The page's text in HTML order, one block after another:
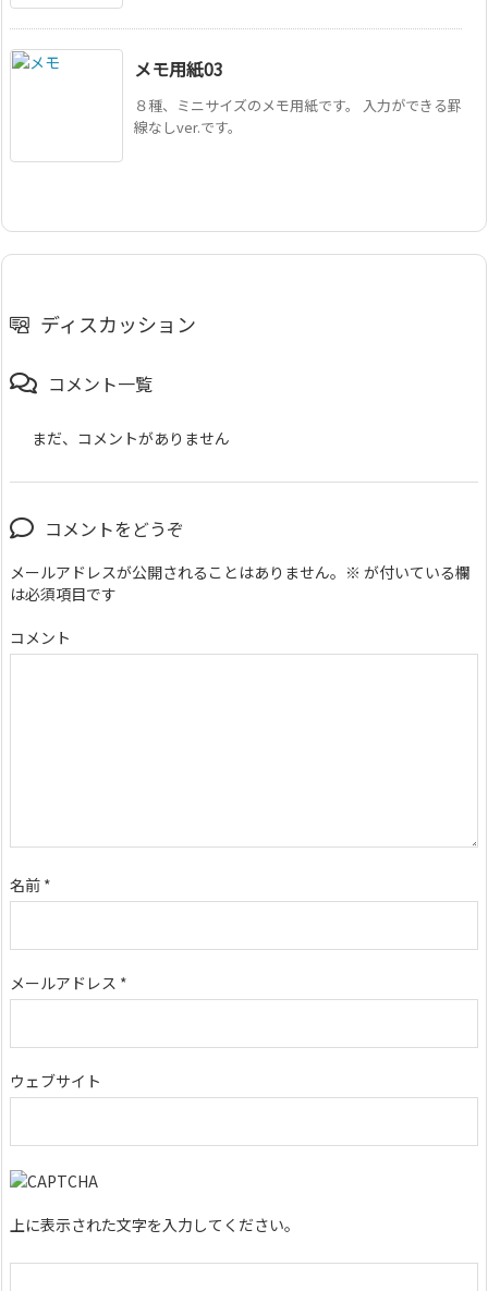
メモ用紙03
８種、ミニサイズのメモ用紙です。 入力ができる罫
線なしver.です。
ディスカッション
コメント一覧
まだ、コメントがありません
コメントをどうぞ
メールアドレスが公開されることはありません。 ※ が付いている欄
は必須項目です
コメント
名前 *
メールアドレス *
ウェブサイト
上に表示された文字を入力してください。